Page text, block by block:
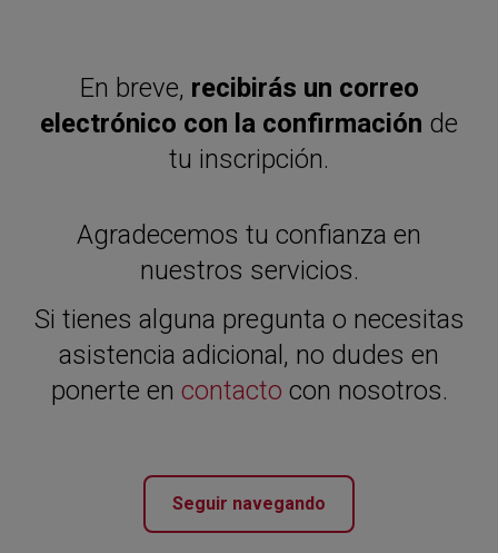
En breve, recibirás un correo
electrónico con la confirmación de
tu inscripción.
Agradecemos tu confianza en
nuestros servicios.
Si tienes alguna pregunta o necesitas
asistencia adicional, no dudes en
ponerte en contacto con nosotros.
Seguir navegando